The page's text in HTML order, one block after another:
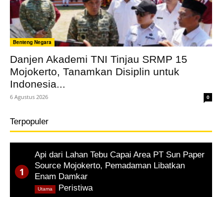
Benteng Negara
Danjen Akademi TNI Tinjau SRMP 15
Mojokerto, Tanamkan Disiplin untuk
Indonesia...
6 Agustus 2026 0
Terpopuler
Api dari Lahan Tebu Capai Area PT Sun Paper
Source Mojokerto, Pemadaman Libatkan
Enam Damkar
Peristiwa,
Utama